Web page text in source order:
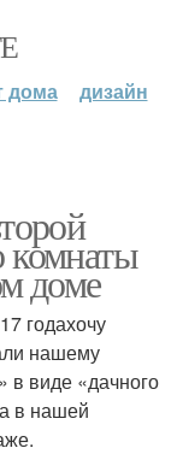
дома дизайн
комнаты
доме
годахочу
нашему
в виде «дачного
в нашей